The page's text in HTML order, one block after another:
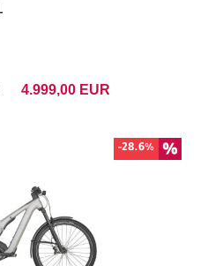
4.999,00 EUR
-28.6%